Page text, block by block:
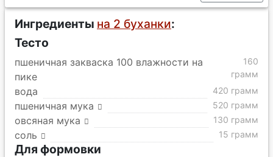
Ингредиенты на 2 буханки:
Тесто
пшеничная закваска 100 влажности на
пике
160
грамм
вода 420 грамм
пшеничная мука 520 грамм
овсяная мука 130 грамм
соль 15 грамм
Для формовки